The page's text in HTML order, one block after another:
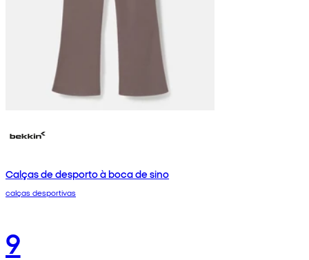
Calças de desporto à boca de sino
calças desportivas
9